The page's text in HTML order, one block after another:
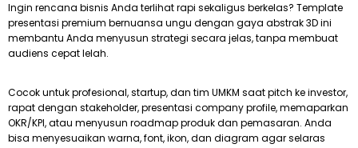
Ingin rencana bisnis Anda terlihat rapi sekaligus berkelas? Template
presentasi premium bernuansa ungu dengan gaya abstrak 3D ini
membantu Anda menyusun strategi secara jelas, tanpa membuat
audiens cepat lelah.
Cocok untuk profesional, startup, dan tim UMKM saat pitch ke investor,
rapat dengan stakeholder, presentasi company profile, memaparkan
OKR/KPI, atau menyusun roadmap produk dan pemasaran. Anda
bisa menyesuaikan warna, font, ikon, dan diagram agar selaras